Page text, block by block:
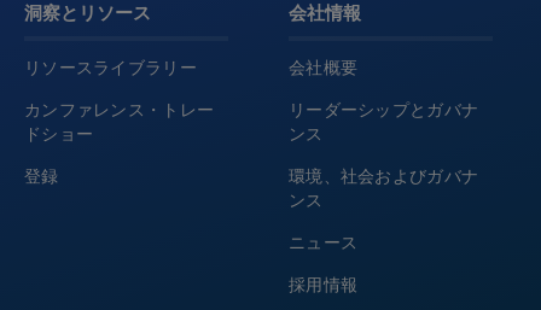
洞察とリソース
リソースライブラリー
カンファレンス・トレー
ドショー
登録
会社情報
会社概要
リーダーシップとガバナ
ンス
環境、社会およびガバナ
ンス
ニュース
採用情報